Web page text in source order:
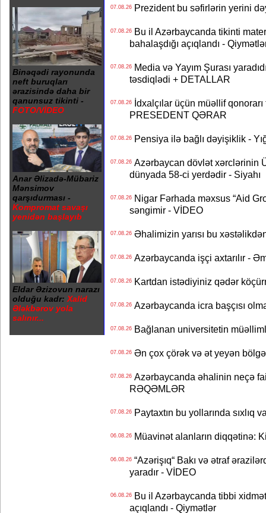
Binəqədi rayonunda
neft buruqları
ərazisində daha bir
qanunsuz tikinti -
FOTO/VİDEO
Anar Əlizadə-Mübariz
Mənsimov
qarşıdurması -
Kompromat savaşı
yenidən başlayıb
Eldar Əzizovun narazı
olduğu kadr: Xalid
Ələkbərov yola
salınır...
07.08.26Prezident bu səfirlərin yerini
07.08.26Bu il Azərbaycanda tikinti
bahalaşdığı açıqlandı -
07.08.26Media və Yayım Şurası
təsdiqlədi + DETALLAR
07.08.26İdxalçılar üçün müəllif
PRESEDENT QƏRAR
07.08.26Pensiya ilə bağlı dəyişiklik -
07.08.26Azərbaycan dövlət xərclərinin
dünyada 58-ci yerdədir - Siyahı
07.08.26Nigar Fərhada məxsus “Aid
səngimir - VİDEO
07.08.26Əhalimizin yarısı bu
07.08.26Azərbaycanda işçi axtarılır -
07.08.26Kartdan istədiyiniz qədər
07.08.26Azərbaycanda icra başçısı
07.08.26Bağlanan universitetin
07.08.26Ən çox çörək və ət yeyən
07.08.26Azərbaycanda əhalinin neçə
RƏQƏMLƏR
07.08.26Paytaxtın bu yollarında sıxlıq
06.08.26Müavinət alanların diqqətinə:
06.08.26“Azərişıq“ Bakı və ətraf
yaradır - VİDEO
06.08.26Bu il Azərbaycanda tibbi
açıqlandı - Qiymətlər